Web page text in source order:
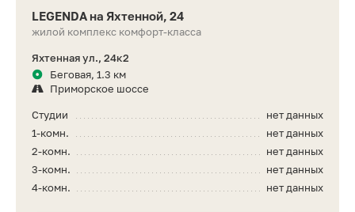
LEGENDA на Яхтенной, 24
жилой комплекс комфорт-класса
Яхтенная ул., 24к2
Беговая, 1.3 км
Приморское шоссе
нет данных
Студии
нет данных
1-комн.
нет данных
2-комн.
нет данных
3-комн.
нет данных
4-комн.